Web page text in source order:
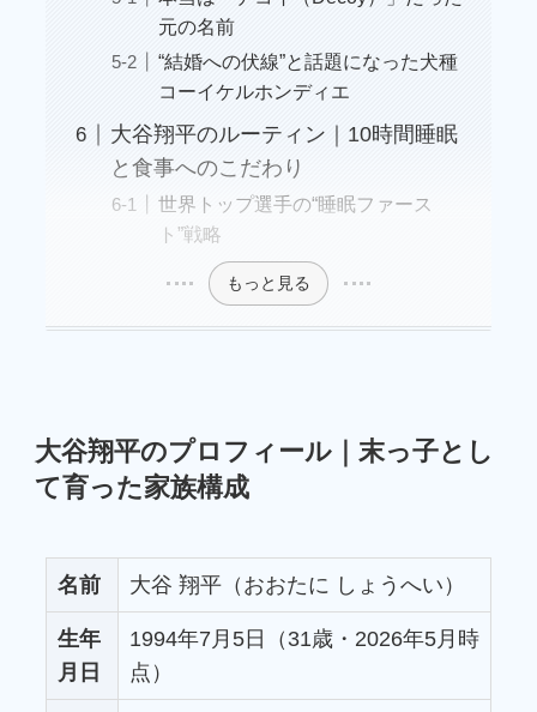
元の名前
“結婚への伏線”と話題になった犬種
コーイケルホンディエ
大谷翔平のルーティン｜10時間睡眠
と食事へのこだわり
世界トップ選手の“睡眠ファース
ト”戦略
もっと見る
大谷翔平のプロフィール｜末っ子とし
て育った家族構成
名前 大谷 翔平（おおたに しょうへい）
生年
月日
1994年7月5日（31歳・2026年5月時
点）